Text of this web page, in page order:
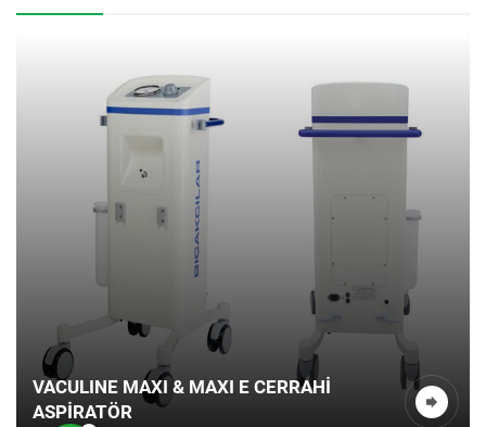
VACULINE MAXI & MAXI E CERRAHİ
ASPİRATÖR
Müşteri Temsilcisi